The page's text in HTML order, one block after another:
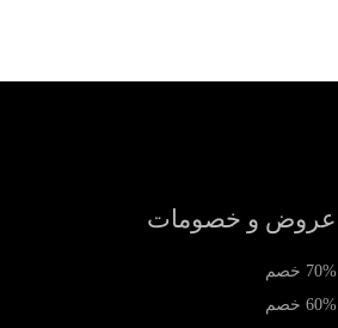
عروض و خصومات
70% خصم
60% خصم